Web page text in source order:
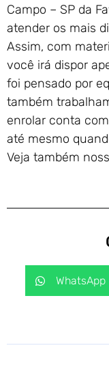
Campo – SP da
atender os mais
Assim, com
você irá dispor
foi pensado por
também
enrolar conta
até mesmo
Veja também
WhatsApp